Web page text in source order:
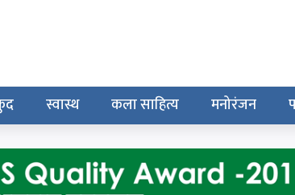
स्वास्थ कला साहित्य मनोरंजन